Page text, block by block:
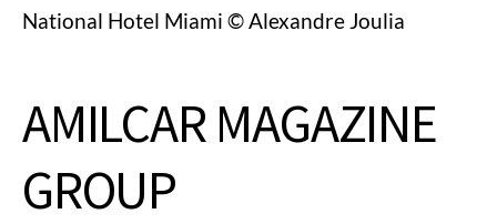
National Hotel Miami © Alexandre Joulia
AMILCAR MAGAZINE
GROUP